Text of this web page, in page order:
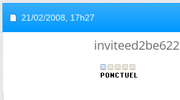
21/02/2008, 17h27
inviteed2be622